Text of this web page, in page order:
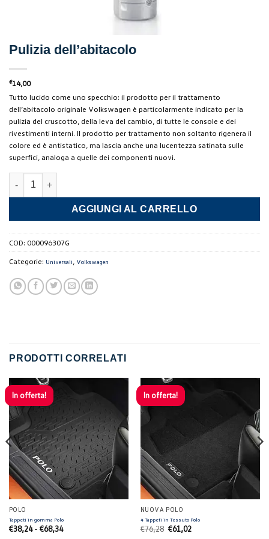
Pulizia dell’abitacolo
€14,00
Tutto lucido come uno specchio: il prodotto per il trattamento
dell’abitacolo originale Volkswagen è particolarmente indicato per la
pulizia del cruscotto, della leva del cambio, di tutte le console e dei
rivestimenti interni. Il prodotto per trattamento non soltanto rigenera il
colore ed è antistatico, ma lascia anche una lucentezza satinata sulle
superfici, analoga a quelle dei componenti nuovi.
Pulizia dell'abitacolo quantità
AGGIUNGI AL CARRELLO
COD: 000096307G
Categorie: Universali, Volkswagen
PRODOTTI CORRELATI
In offerta!
POLO
Tappeti in gomma Polo
€38,24 - €68,34Fascia
In offerta!
NUOVA POLO
4 Tappeti in Tessuto Polo
€76,28 Il
prezzo
€61,02Il